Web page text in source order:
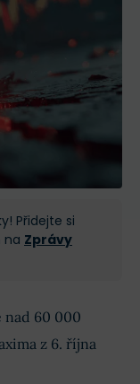
Přidejte si
na Zprávy
nad 60 000
z 6. října